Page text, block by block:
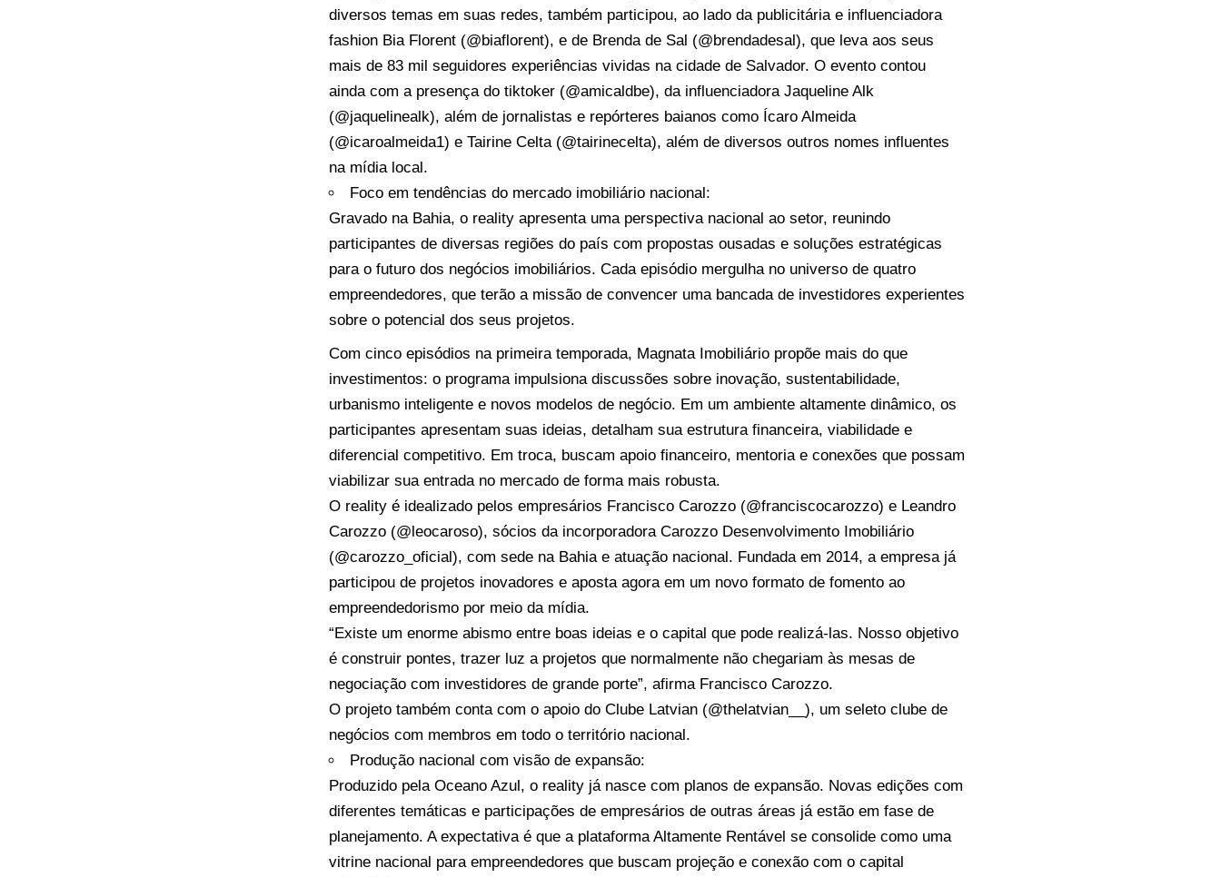
diversos temas em suas redes, também participou, ao lado da publicitária e influenciadora
fashion Bia Florent (@biaflorent), e de Brenda de Sal (@brendadesal), que leva aos seus
mais de 83 mil seguidores experiências vividas na cidade de Salvador. O evento contou
ainda com a presença do tiktoker (@amicaldbe), da influenciadora Jaqueline Alk
(@jaquelinealk), além de jornalistas e repórteres baianos como Ícaro Almeida
(@icaroalmeida1) e Tairine Celta (@tairinecelta), além de diversos outros nomes influentes
na mídia local.
Foco em tendências do mercado imobiliário nacional:
Gravado na Bahia, o reality apresenta uma perspectiva nacional ao setor, reunindo
participantes de diversas regiões do país com propostas ousadas e soluções estratégicas
para o futuro dos negócios imobiliários. Cada episódio mergulha no universo de quatro
empreendedores, que terão a missão de convencer uma bancada de investidores experientes
sobre o potencial dos seus projetos.
Com cinco episódios na primeira temporada, Magnata Imobiliário propõe mais do que
investimentos: o programa impulsiona discussões sobre inovação, sustentabilidade,
urbanismo inteligente e novos modelos de negócio. Em um ambiente altamente dinâmico, os
participantes apresentam suas ideias, detalham sua estrutura financeira, viabilidade e
diferencial competitivo. Em troca, buscam apoio financeiro, mentoria e conexões que possam
viabilizar sua entrada no mercado de forma mais robusta.
O reality é idealizado pelos empresários Francisco Carozzo (@franciscocarozzo) e Leandro
Carozzo (@leocaroso), sócios da incorporadora Carozzo Desenvolvimento Imobiliário
(@carozzo_oficial), com sede na Bahia e atuação nacional. Fundada em 2014, a empresa já
participou de projetos inovadores e aposta agora em um novo formato de fomento ao
empreendedorismo por meio da mídia.
“Existe um enorme abismo entre boas ideias e o capital que pode realizá-las. Nosso objetivo
é construir pontes, trazer luz a projetos que normalmente não chegariam às mesas de
negociação com investidores de grande porte”, afirma Francisco Carozzo.
O projeto também conta com o apoio do Clube Latvian (@thelatvian__), um seleto clube de
negócios com membros em todo o território nacional.
Produção nacional com visão de expansão:
Produzido pela Oceano Azul, o reality já nasce com planos de expansão. Novas edições com
diferentes temáticas e participações de empresários de outras áreas já estão em fase de
planejamento. A expectativa é que a plataforma Altamente Rentável se consolide como uma
vitrine nacional para empreendedores que buscam projeção e conexão com o capital